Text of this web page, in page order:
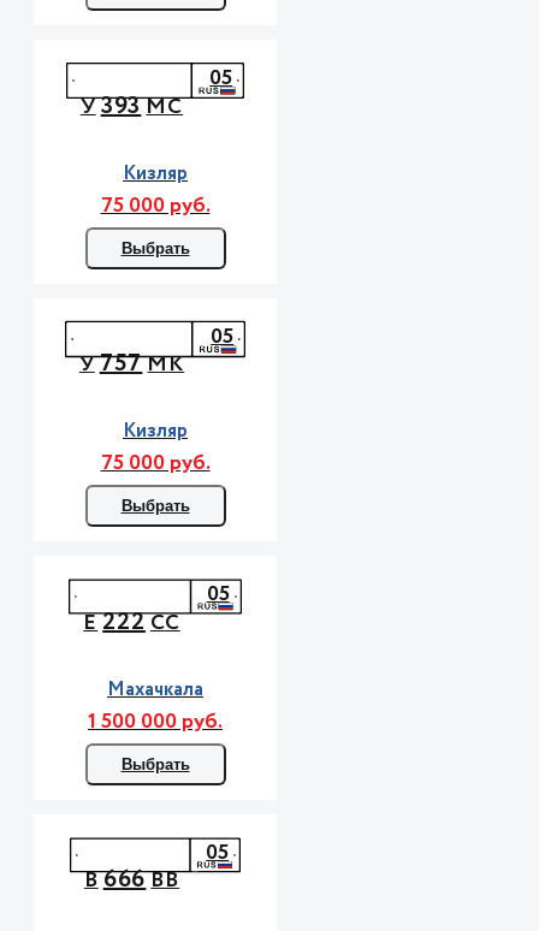
У393МС
05
Кизляр
75 000 руб.
Выбрать
У757МК
05
Кизляр
75 000 руб.
Выбрать
Е222СС
05
Махачкала
1 500 000 руб.
Выбрать
В666ВВ
05